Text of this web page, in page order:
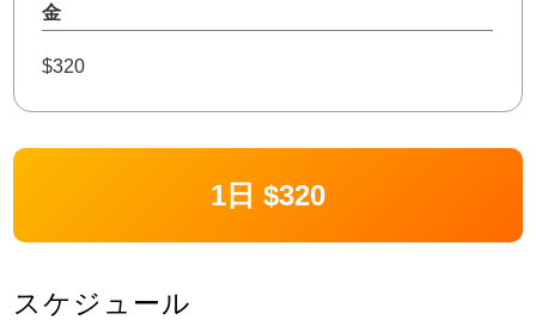
金
$320
1日 $320
スケジュール